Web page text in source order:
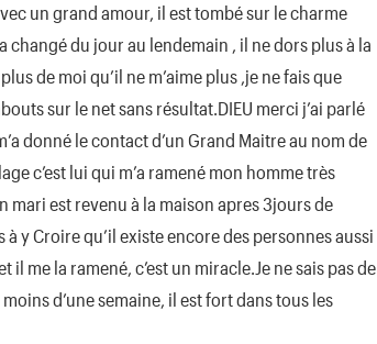
un grand amour, il est tombé sur le charme
changé du jour au lendemain , il ne dors plus à la
de moi qu’il ne m’aime plus ,je ne fais que
sur le net sans résultat.DIEU merci j’ai parlé
donné le contact d’un Grand Maitre au nom de
c’est lui qui m’a ramené mon homme très
est revenu à la maison apres 3jours de
y Croire qu’il existe encore des personnes aussi
me la ramené, c’est un miracle.Je ne sais pas de
d’une semaine, il est fort dans tous les